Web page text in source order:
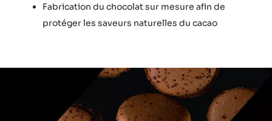
Fabrication du chocolat sur mesure afin de
protéger les saveurs naturelles du cacao